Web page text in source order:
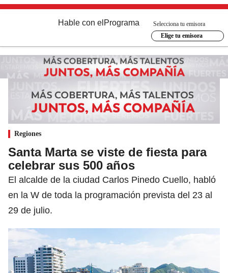
Hable con el Programa
Selecciona tu emisora
Elige tu emisora
Regiones
Santa Marta se viste de fiesta para
celebrar sus 500 años
El alcalde de la ciudad Carlos Pinedo Cuello, habló
en la W de toda la programación prevista del 23 al
29 de julio.